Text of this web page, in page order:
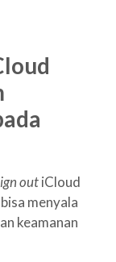
outiCloud
menyala
keamanan